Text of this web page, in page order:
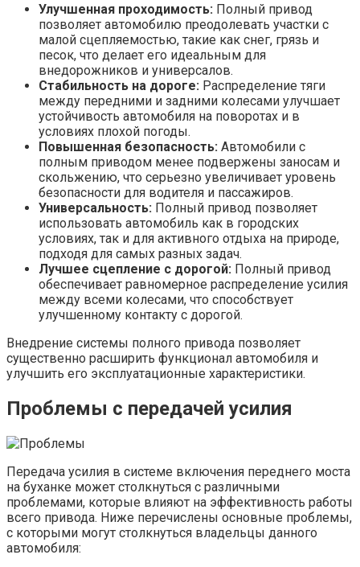
Улучшенная проходимость: Полный привод
позволяет автомобилю преодолевать участки с
малой сцепляемостью, такие как снег, грязь и
песок, что делает его идеальным для
внедорожников и универсалов.
Стабильность на дороге: Распределение тяги
между передними и задними колесами улучшает
устойчивость автомобиля на поворотах и в
условиях плохой погоды.
Повышенная безопасность: Автомобили с
полным приводом менее подвержены заносам и
скольжению, что серьезно увеличивает уровень
безопасности для водителя и пассажиров.
Универсальность: Полный привод позволяет
использовать автомобиль как в городских
условиях, так и для активного отдыха на природе,
подходя для самых разных задач.
Лучшее сцепление с дорогой: Полный привод
обеспечивает равномерное распределение усилия
между всеми колесами, что способствует
улучшенному контакту с дорогой.
Внедрение системы полного привода позволяет
существенно расширить функционал автомобиля и
улучшить его эксплуатационные характеристики.
Проблемы с передачей усилия
Передача усилия в системе включения переднего моста
на буханке может столкнуться с различными
проблемами, которые влияют на эффективность работы
всего привода. Ниже перечислены основные проблемы,
с которыми могут столкнуться владельцы данного
автомобиля: